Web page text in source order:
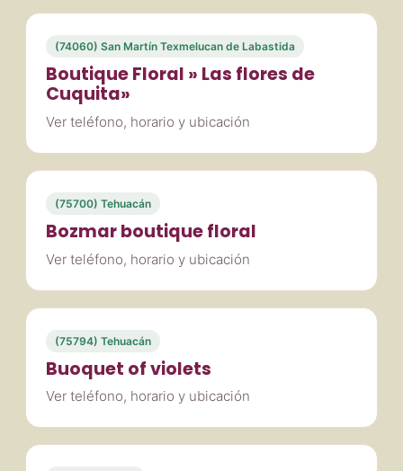
(74060) San Martín Texmelucan de Labastida
Boutique Floral » Las flores de
Cuquita»
Ver teléfono, horario y ubicación
(75700) Tehuacán
Bozmar boutique floral
Ver teléfono, horario y ubicación
(75794) Tehuacán
Buoquet of violets
Ver teléfono, horario y ubicación